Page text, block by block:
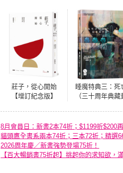
莊子，從心開始
【增訂紀念版】
睡魔特典三：死
（三十周年典藏
影集同名原作，
幻文學大師尼
蓋曼最知名經典
漫代表作】
8月會員日：新書2本74折；$1199折$200
貓頭鷹全書系兩本74折；三本72折；精選
2026周年慶／新書強勢登場75折！
【百大暢銷書75折起】挑起你的求知欲，